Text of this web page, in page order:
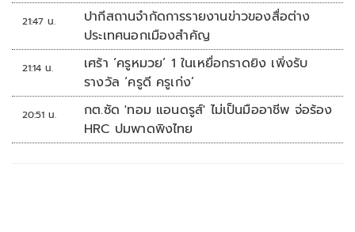
21:47 น.
ปากีสถานจำกัดการรายงานข่าวของสื่อต่าง
ประเทศนอกเมืองสำคัญ
21:14 น.
เศร้า ‘ครูหมวย’ 1 ในเหยื่อกราดยิง เพิ่งรับ
รางวัล ‘ครูดี ครูเก่ง’
20:51 น.
กต.ซัด 'ทอม แอนดรูส์' ไม่เป็นมืออาชีพ จ่อร้อง
HRC ปมพาดพิงไทย